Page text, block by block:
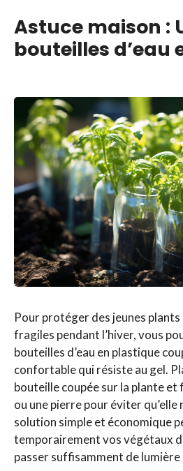
Astuce maison :
bouteilles d’eau
Pour protéger des jeunes plants
fragiles pendant l’hiver, vous
bouteilles d’eau en plastique
confortable qui résiste au gel.
bouteille coupée sur la plante et
ou une pierre pour éviter qu’elle
solution simple et économique
temporairement vos végétaux
passer suffisamment de lumière